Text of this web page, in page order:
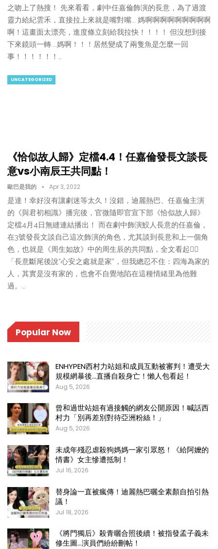
之吻上了熱搜！ 先來看看，劇中任嘉倫飾演的長意，為了過渡
靈力給紀雲禾，直接拉上來就是嘴對嘴... 媽啊啊啊啊啊啊啊啊啊
啊！這畫面太漂亮，進度條立刻給我拉快！！！！ 但沒想到接
下來鏡頭一轉....媽啊！！！居然變成了兩隻魚是怎麼一回
事！！！！！！…
UNCATEGORIZED
《恰似故人歸》定檔4.4！任嘉倫發長文談長
意vs小南辰王共同點！
歐巴是我的 Apr 3, 2022
是達！幸好沒有讓劇迷等太久！沒錯，迪麗熱巴、任嘉倫主演
的《與君初相識》播完後，官微隨即官宣下部《恰似故人歸》
定檔4月4日無縫連結播出！ 而在劇中飾演鮫人長意的任嘉倫，
在3號發長文談自己這次飾演的角色，尤其談到長意和上一個角
色，也就是《周生如故》中的周生辰的共同點，全文看起👇🏻
「長意斷尾後說“心安之處就是家”，但我總忍不住：四海為家的
人，其實是沒有家的，也會不自覺地陷在這種情緒里為他難
過。…
Popular Now
ENHYPEN西村力站姐和成員互動被審判！遭受大
規模網暴後…直播自殺身亡！懶人包看起！
Aug 5, 2026
曾和過世站姐有過接觸的網友公開原因！喊話西
村力「別再差別對待亞洲粉絲！」
Aug 5, 2026
未成年殘忍虐殺狗媽媽一家引眾怒！《給阿嬤的
情書》女主慘遭抵制！
Jul 16, 2026
替身論一直被瘋傳！迪麗熱巴曬全素顏自拍引熱
議！
Jul 18, 2026
《將門獨后》殺青曬合照後續！被指發孟子義未
修生圖…演員們紛紛刪帖！